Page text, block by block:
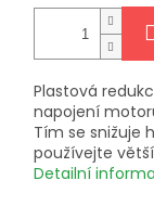
Plastová
napojení
Tím se snižuje
používejte
Detailní